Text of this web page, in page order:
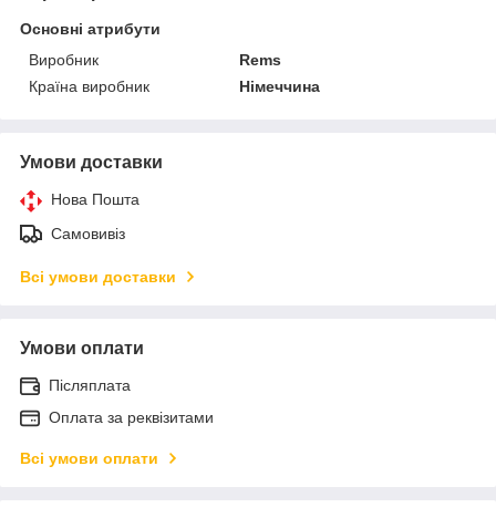
Основні атрибути
Виробник
Rems
Країна виробник
Німеччина
Умови доставки
Нова Пошта
Самовивіз
Всі умови доставки
Умови оплати
Післяплата
Оплата за реквізитами
Всі умови оплати